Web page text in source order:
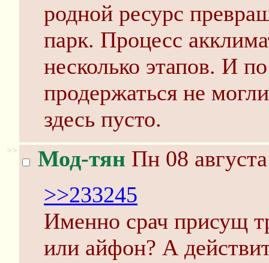
родной ресурс
парк. Процесс
несколько этапов. И
продержаться не
здесь пусто.
>> Мод-тян Пн 08
>>233245
Именно срач присущ
или айфон? А